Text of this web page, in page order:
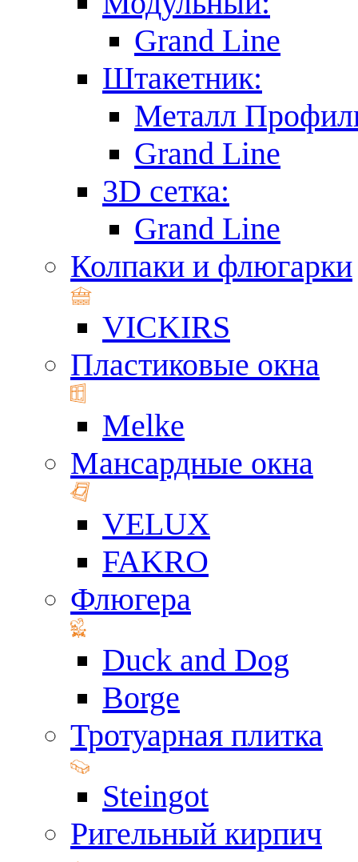
Grand Line
Штакетник:
Металл
Grand Line
3D сетка:
Grand Line
Колпаки и флюгарки
VICKIRS
Пластиковые окна
Melke
Мансардные окна
VELUX
FAKRO
Флюгера
Duck and Dog
Borge
Тротуарная плитка
Steingot
Ригельный кирпич